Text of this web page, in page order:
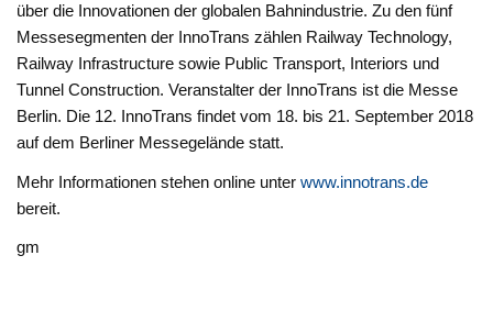
über die Innovationen der globalen Bahnindustrie. Zu den fünf
Messesegmenten der InnoTrans zählen Railway Technology,
Railway Infrastructure sowie Public Transport, Interiors und
Tunnel Construction. Veranstalter der InnoTrans ist die Messe
Berlin. Die 12. InnoTrans findet vom 18. bis 21. September 2018
auf dem Berliner Messegelände statt.
Mehr Informationen stehen online unterwww.innotrans.de
bereit.
gm